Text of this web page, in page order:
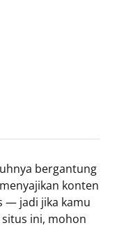
bergantung
konten
— jadi jika kamu
ini, mohon